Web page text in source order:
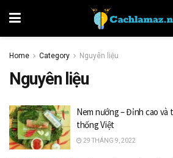
Home Category Nguyên liệu
Nguyên liệu
Nem nướng – Đỉnh cao
thống Việt
29 THÁNG 9, 2022